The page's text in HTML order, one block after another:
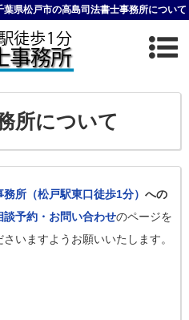
葉県松戸市の高島司法書士事務所について
所について
所（松戸駅東口徒歩1分） への
談予約・お問い合わせのページを
いますようお願いいたします。